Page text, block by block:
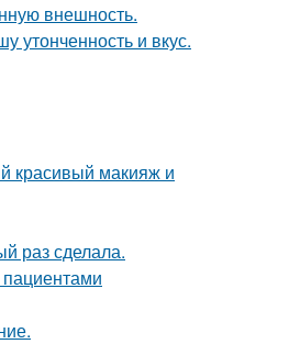
внешность.
утонченность и вкус.
красивый макияж и
раз сделала.